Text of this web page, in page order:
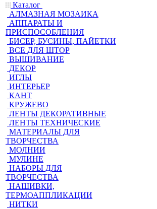
Каталог
АЛМАЗНАЯ МОЗАИКА
АППАРАТЫ И
ПРИСПОСОБЛЕНИЯ
БИСЕР, БУСИНЫ, ПАЙЕТКИ
ВСЕ ДЛЯ ШТОР
ВЫШИВАНИЕ
ДЕКОР
ИГЛЫ
ИНТЕРЬЕР
КАНТ
КРУЖЕВО
ЛЕНТЫ ДЕКОРАТИВНЫЕ
ЛЕНТЫ ТЕХНИЧЕСКИЕ
МАТЕРИАЛЫ ДЛЯ
ТВОРЧЕСТВА
МОЛНИИ
МУЛИНЕ
НАБОРЫ ДЛЯ
ТВОРЧЕСТВА
НАШИВКИ,
ТЕРМОАППЛИКАЦИИ
НИТКИ